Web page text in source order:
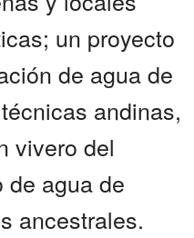
un proyecto
de agua de
andinas,
vivero del
de agua de
ancestrales.